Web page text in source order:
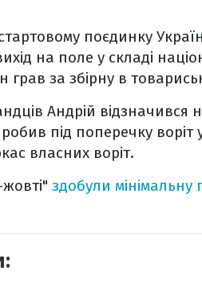
поєдинку
на поле у складі
грав за збірну в
Андрій
під поперечку воріт
власних воріт.
здобули мінімальну